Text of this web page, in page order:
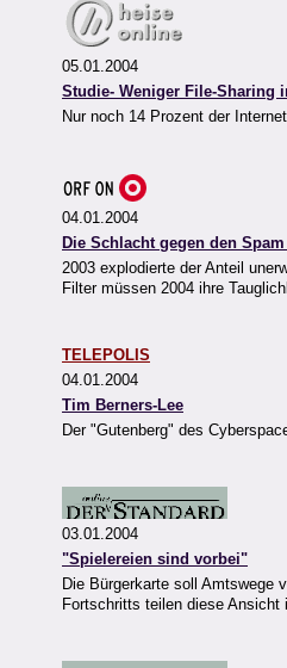
05.01.2004
Studie- Weniger File-Sharing
Nur noch 14 Prozent der
04.01.2004
Die Schlacht gegen den
2003 explodierte der Anteil
Filter müssen 2004 ihre
TELEPOLIS
04.01.2004
Tim Berners-Lee
Der "Gutenberg" des
03.01.2004
"Spielereien sind vorbei"
Die Bürgerkarte soll Amtswege
Fortschritts teilen diese